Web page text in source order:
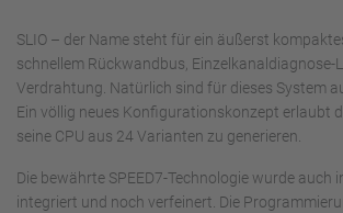
SLIO – der Name steht für ein äußerst
schnellem Rückwandbus, Einzelkanaldiagnose-
Verdrahtung. Natürlich sind für dieses System
Ein völlig neues Konfigurationskonzept erlaubt
seine CPU aus 24 Varianten zu generieren.
Die bewährte SPEED7-Technologie wurde auch
integriert und noch verfeinert. Die